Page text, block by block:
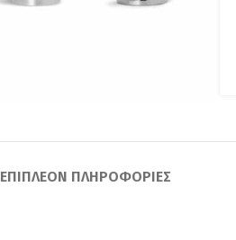
ΕΠΙΠΛΈΟΝ ΠΛΗΡΟΦΟΡΊΕΣ